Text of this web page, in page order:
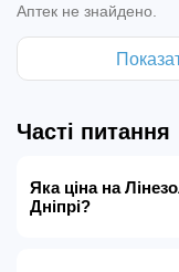
Аптек не знайдено.
Часті питання
Яка ціна на
Дніпрі?